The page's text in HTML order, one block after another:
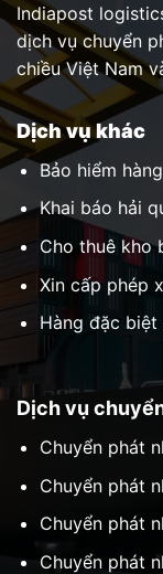
Indiapost
dịch vụ chuyển
chiều Việt Nam
Dịch vụ
Chuyển phát
Chuyển phát
Chuyển phát
Chuyển phát
Dịch vụ khác
Bảo hiểm
Khai báo hải
Cho thuê kho
Xin cấp phép
Hàng đặc biệt